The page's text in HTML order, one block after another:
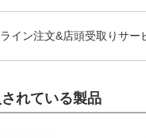
イン注文&店頭受取りサー
れている製品